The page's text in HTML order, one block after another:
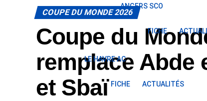
ANGERS SCO
FICHE
LE HAVRE AC
FICHE ACTUALITÉS
COUPE DU MONDE 2026
Coupe du
remplace Abde
et Sbaï